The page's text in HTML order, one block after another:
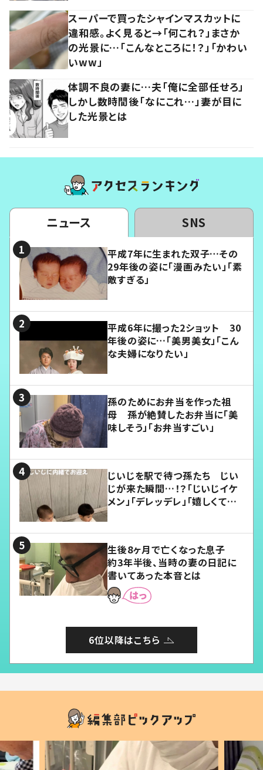
スーパーで買ったシャインマスカットに
違和感。よく見ると→「何これ？」まさか
の光景に…「こんなところに！？」「かわい
いww」
体調不良の妻に…夫「俺に全部任せろ」
しかし数時間後「なにこれ…」妻が目に
した光景とは
ニュース SNS
平成7年に生まれた双子…その
29年後の姿に「漫画みたい」「素
敵すぎる」
平成6年に撮った2ショット 30
年後の姿に…「美男美女」「こん
な夫婦になりたい」
孫のためにお弁当を作った祖
母 孫が絶賛したお弁当に「美
味しそう」「お弁当すごい」
じいじを駅で待つ孫たち じい
じが来た瞬間…！？「じいじイケ
メン」「デレッデレ」「嬉しくて可
生後8ヶ月で亡くなった息子
約3年半後、当時の妻の日記に
書いてあった本音とは
6位以降はこちら